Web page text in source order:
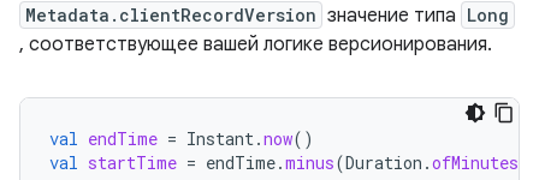
Metadata.clientRecordVersion значение типа Long
, соответствующее вашей логике версионирования.
val endTime = Instant.now()
val startTime = endTime.minus(Duration .ofMinutes